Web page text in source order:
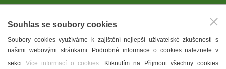
T. G. Masaryk
Mandloně
Ubytování
Souhlas se soubory cookies
Soubory cookies využíváme k zajištění nejlepší uživatelské zkušenosti s
našimi webovými stránkami. Podrobné informace o cookies naleznete v
sekci Více informací o cookies. Kliknutím na Přijmout všechny cookies